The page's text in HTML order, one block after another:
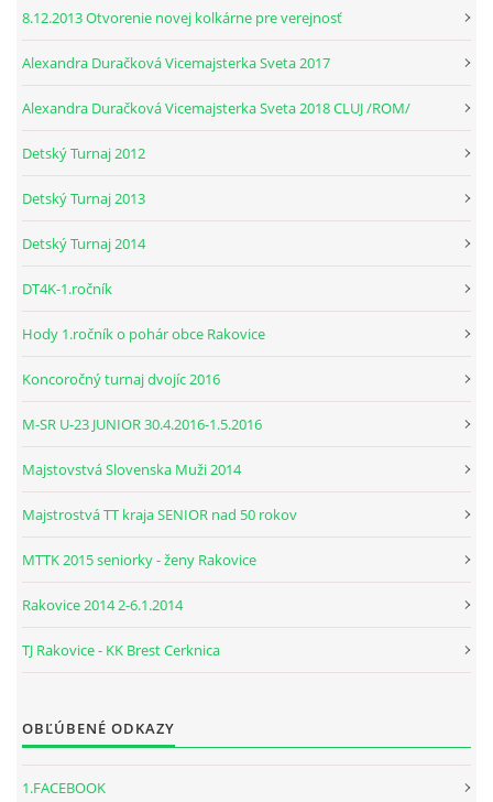
8.12.2013 Otvorenie novej kolkárne pre verejnosť
Alexandra Duračková Vicemajsterka Sveta 2017
Alexandra Duračková Vicemajsterka Sveta 2018 CLUJ /ROM/
Detský Turnaj 2012
Detský Turnaj 2013
Detský Turnaj 2014
DT4K-1.ročník
Hody 1.ročník o pohár obce Rakovice
Koncoročný turnaj dvojíc 2016
M-SR U-23 JUNIOR 30.4.2016-1.5.2016
Majstovstvá Slovenska Muži 2014
Majstrostvá TT kraja SENIOR nad 50 rokov
MTTK 2015 seniorky - ženy Rakovice
Rakovice 2014 2-6.1.2014
TJ Rakovice - KK Brest Cerknica
OBĽÚBENÉ ODKAZY
1.FACEBOOK